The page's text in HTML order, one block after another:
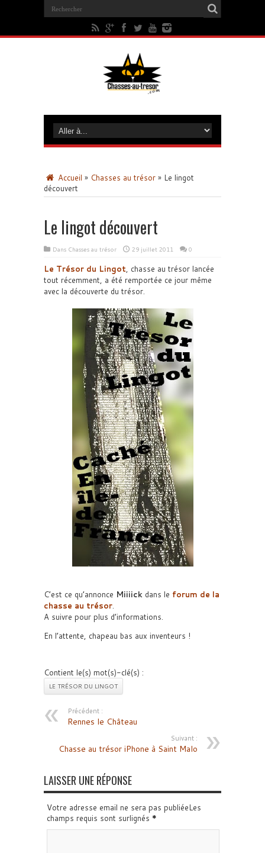
Accueil » Chasses au trésor » Le lingot
découvert
Le lingot découvert
Dans Chasses au trésor 29 juillet 2011 0
Le Trésor du Lingot, chasse au trésor lancée
tout récemment, a été remportée ce jour même
avec la découverte du trésor.
C’est ce qu’annonce Miiiick dans le forum de la
chasse au trésor.
A suivre pour plus d’informations.
En l’attente, chapeau bas aux inventeurs !
Contient le(s) mot(s)-clé(s) :
LE TRÉSOR DU LINGOT
Précédent :
Rennes le Château
Suivant :
Chasse au trésor iPhone à Saint Malo
LAISSER UNE RÉPONSE
Votre adresse email ne sera pas publiéeLes
champs requis sont surlignés *